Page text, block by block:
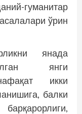
гуманитар
ўрин
янада
янги
икки
балки